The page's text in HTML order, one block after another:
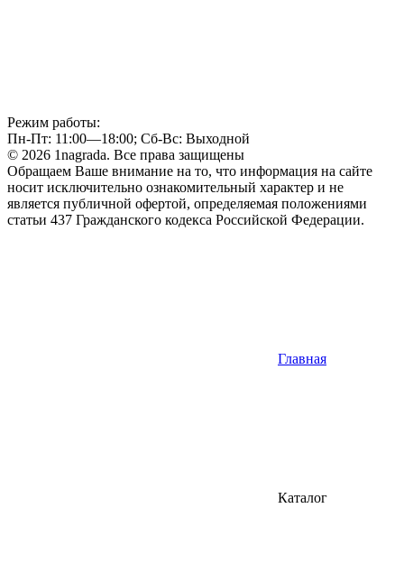
Режим работы:
Пн-Пт: 11:00—18:00; Сб-Вс: Выходной
© 2026 1nagrada. Все права защищены
Обращаем Ваше внимание на то, что информация на сайте
носит исключительно ознакомительный характер и не
является публичной офертой, определяемая положениями
статьи 437 Гражданского кодекса Российской Федерации.
Главная
Каталог